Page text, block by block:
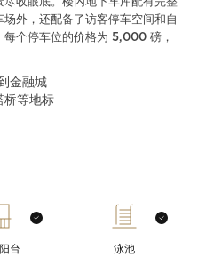
外，还配备了访客停车空间和自
每个停车位的价格为 5,000 磅，
金融城
桥等地标
台 泳池